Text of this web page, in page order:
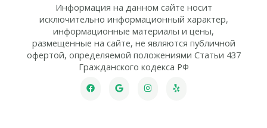
Информация на данном сайте носит
исключительно информационный характер,
информационные материалы и цены,
размещенные на сайте, не являются публичной
офертой, определяемой положениями Статьи 437
Гражданского кодекса РФ